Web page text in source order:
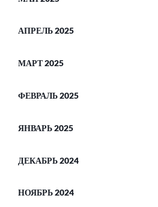
АПРЕЛЬ 2025
МАРТ 2025
ФЕВРАЛЬ 2025
ЯНВАРЬ 2025
ДЕКАБРЬ 2024
НОЯБРЬ 2024